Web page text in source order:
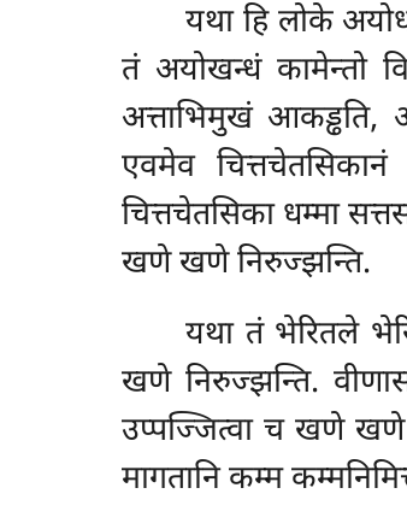
यथा हि लोके
तं अयोखन्धं कामेन्तो
अत्ताभिमुखं आकड्ढति,
एवमेव
चित्तचेतसिका धम्मा
खणे खणे निरुज्झन्ति.
यथा तं भेरितले
खणे निरुज्झन्ति.
उप्पज्जित्वा च खणे खणे
मागतानि कम्म